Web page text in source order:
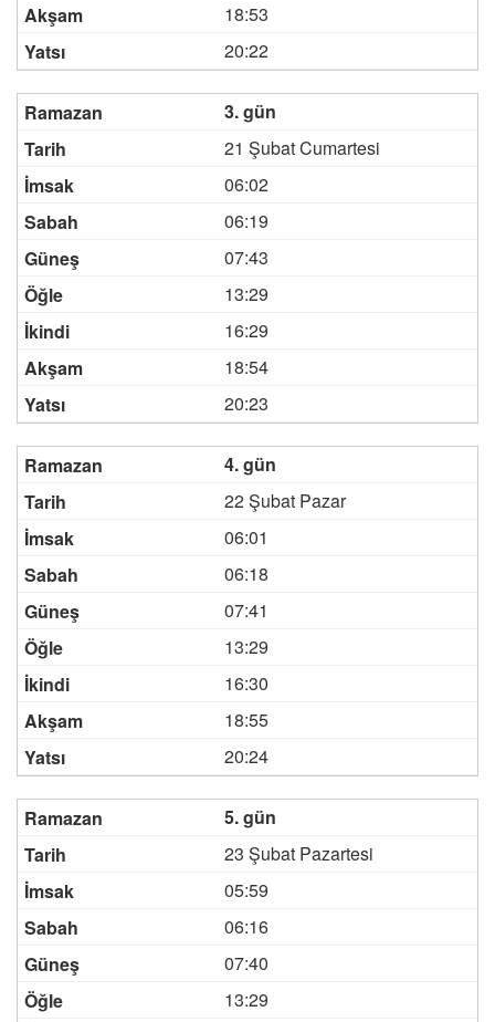
18:53
20:22
3. gün
21 Şubat Cumartesi
06:02
06:19
07:43
13:29
16:29
18:54
20:23
4. gün
22 Şubat Pazar
06:01
06:18
07:41
13:29
16:30
18:55
20:24
5. gün
23 Şubat Pazartesi
05:59
06:16
07:40
13:29